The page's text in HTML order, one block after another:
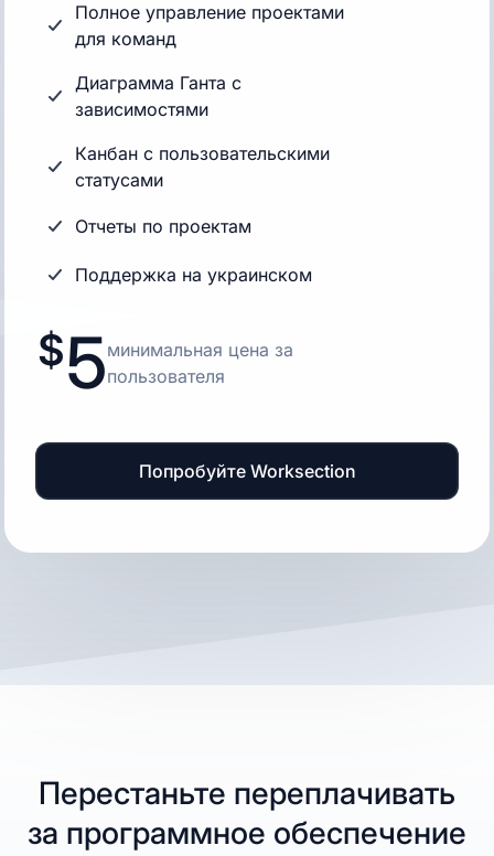
Полное управление проектами
для команд
Диаграмма Ганта с
зависимостями
Канбан с пользовательскими
статусами
Отчеты по проектам
Поддержка на украинском
5минимальная цена за
пользователя
Попробуйте Worksection
Перестаньте переплачивать
за программное обеспечение